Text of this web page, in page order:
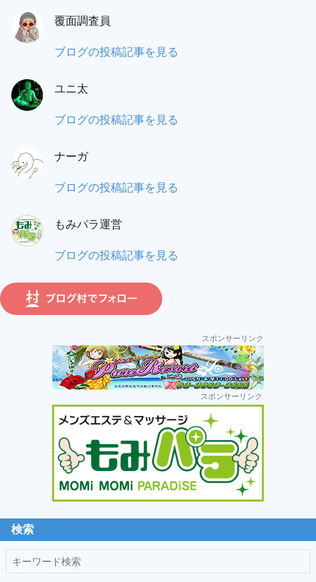
門
ワ
ル:
覆面調査員
も
パ
面
査
ブログの投稿記事を見る
ユニ太
ユ
太:
ブログの投稿記事を見る
ナーガ
ナ
ガ:
ブログの投稿記事を見る
もみパラ運営
も
パ
ラ
営:
ブログの投稿記事を見る
スポンサーリンク
ド
バ
ー
スポンサーリンク
検索
キ